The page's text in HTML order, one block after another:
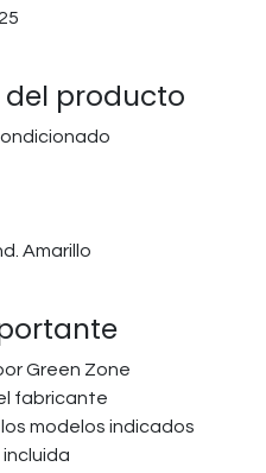
del producto
Amarillo
Green Zone
fabricante
modelos indicados